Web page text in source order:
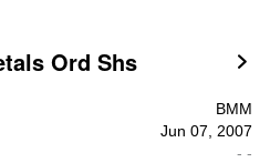
Ord Shs 
BMM
Jun 07, 2007
- -